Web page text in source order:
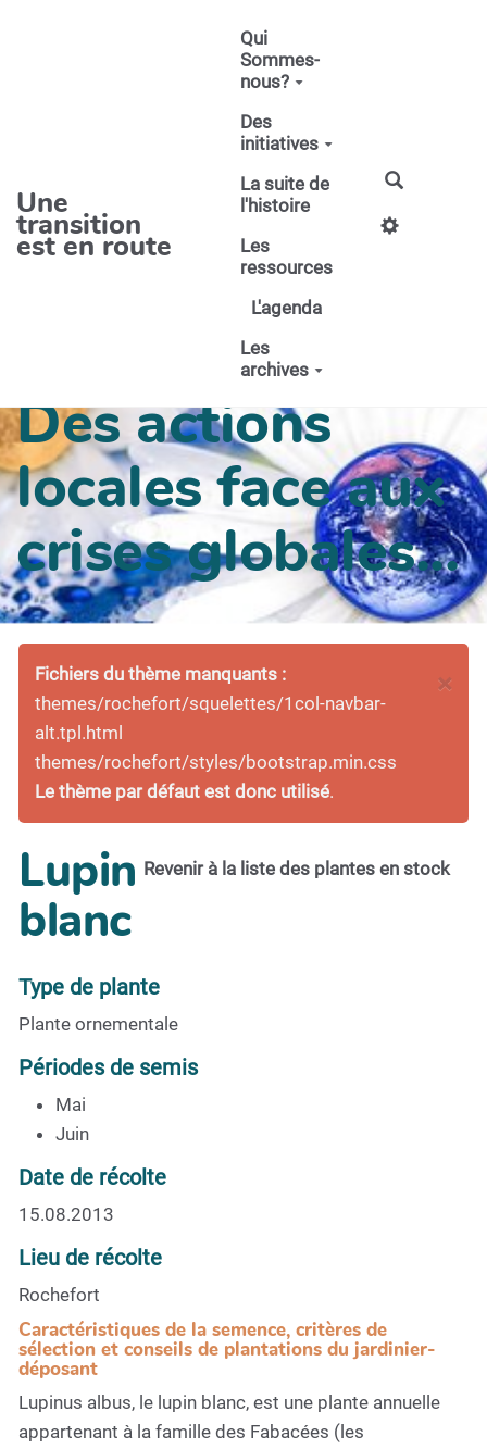
Une
transition
est en route
Qui
Sommes-
nous?
Des
initiatives
La suite de
l'histoire
Les
ressources
L'agenda
Les
archives
Des actions
locales face aux
crises globales...
×
Fichiers du thème manquants :
themes/rochefort/squelettes/1col-navbar-
alt.tpl.html
themes/rochefort/styles/bootstrap.min.css
Le thème par défaut est donc utilisé.
Revenir à la liste des plantes en stock
Lupin
blanc
Type de plante
Plante ornementale
Périodes de semis
Mai
Juin
Date de récolte
15.08.2013
Lieu de récolte
Rochefort
Caractéristiques de la semence, critères de
sélection et conseils de plantations du jardinier-
déposant
Lupinus albus, le lupin blanc, est une plante annuelle
appartenant à la famille des Fabacées (les